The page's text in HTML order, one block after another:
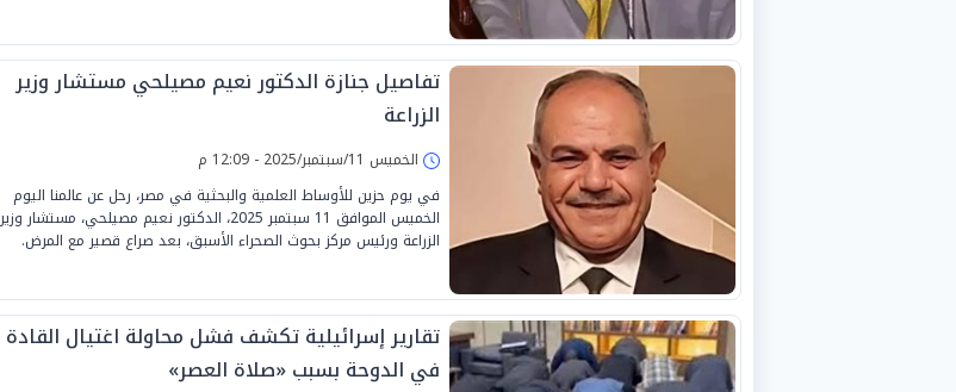
تفاصيل جنازة الدكتور نعيم مصيلحي مستشار وزير
الزراعة
الخميس 11/سبتمبر/2025 - 12:09 م
في يوم حزين للأوساط العلمية والبحثية في مصر، رحل عن عالمنا اليوم
الخميس الموافق 11 سبتمبر 2025، الدكتور نعيم مصيلحي، مستشار وزير
الزراعة ورئيس مركز بحوث الصحراء الأسبق، بعد صراع قصير مع المرض.
تقارير إسرائيلية تكشف فشل محاولة اغتيال القادة
في الدوحة بسبب «صلاة العصر»